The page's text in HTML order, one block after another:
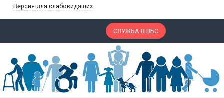
Версия для слабовидящих
СЛУЖБА В ВБС